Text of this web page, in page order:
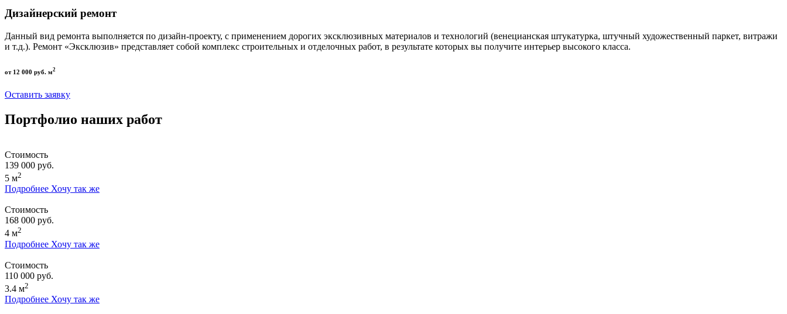
Дизайнерский ремонт
Данный вид ремонта выполняется по дизайн-проекту, с применением дорогих эксклюзивных материалов и технологий (венецианская штукатурка, штучный художественный паркет, витражи
и т.д.). Ремонт «Эксклюзив» представляет собой комплекс строительных и отделочных работ, в результате которых вы получите интерьер высокого класса.
от 12 000 руб. м2
Оставить заявку
Портфолио наших работ
Стоимость
139 000 руб.
5 м2
Подробнее Хочу так же
Стоимость
168 000 руб.
4 м2
Подробнее Хочу так же
Стоимость
110 000 руб.
3.4 м2
Подробнее Хочу так же